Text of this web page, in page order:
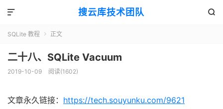
搜云库技术团队 

SQLite 教程  正文
二十八、SQLite Vacuum
2019-10-09 阅读(1602)
文章永久链接： https://tech.souyunku.com/9621